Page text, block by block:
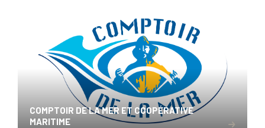
COMPTOIR DE LA MER ET COOPÉRATIVE
MARITIME